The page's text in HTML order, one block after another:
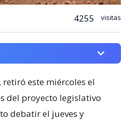
4255 visitas
este miércoles el
del proyecto legislativo
debatir el jueves y